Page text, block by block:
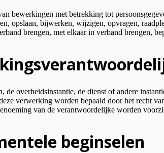
bewerkingen met betrekking tot
opslaan, bijwerken, wijzigen, opvragen,
brengen, met elkaar in verband brengen,
de overheidsinstantie, de dienst of andere
verwerking worden bepaald door het recht
van de verantwoordelijke worden
beginselen